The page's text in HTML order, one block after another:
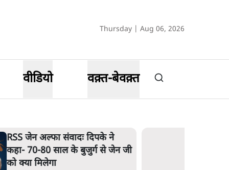
Thursday | Aug 06, 2026
वीडियो वक़्त-बेवक़्त
RSS जेन अल्फा संवादः दिपके ने
कहा- 70-80 साल के बुजुर्ग से जेन जी
को क्या मिलेगा